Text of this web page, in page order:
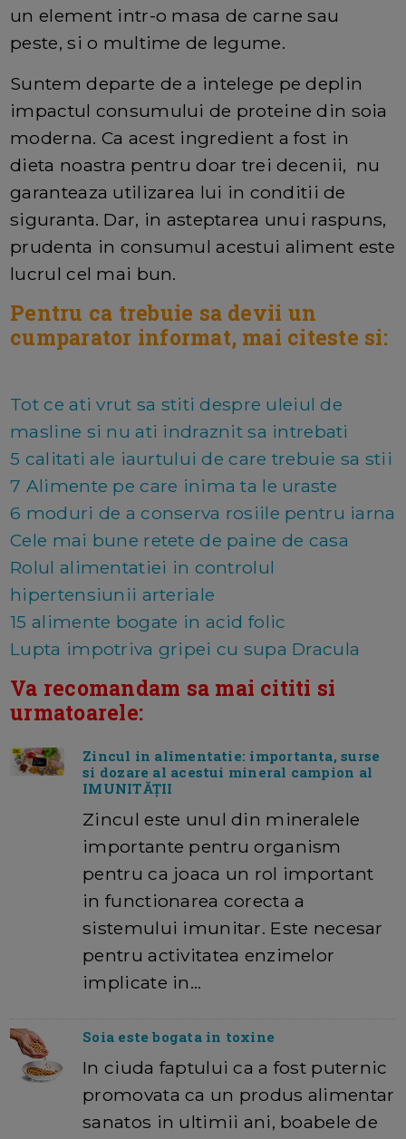
un element intr-o masa de carne sau
peste, si o multime de legume.
Suntem departe de a intelege pe deplin
impactul consumului de proteine din soia
moderna. Ca acest ingredient a fost in
dieta noastra pentru doar trei decenii, nu
garanteaza utilizarea lui in conditii de
siguranta. Dar, in asteptarea unui raspuns,
prudenta in consumul acestui aliment este
lucrul cel mai bun.
Pentru ca trebuie sa devii un
cumparator informat, mai citeste si:
Tot ce ati vrut sa stiti despre uleiul de
masline si nu ati indraznit sa intrebati
5 calitati ale iaurtului de care trebuie sa stii
7 Alimente pe care inima ta le uraste
6 moduri de a conserva rosiile pentru iarna
Cele mai bune retete de paine de casa
Rolul alimentatiei in controlul
hipertensiunii arteriale
15 alimente bogate in acid folic
Lupta impotriva gripei cu supa Dracula
Va recomandam sa mai cititi si
urmatoarele:
Zincul in alimentatie: importanta, surse
si dozare al acestui mineral campion al
IMUNITĂȚII
Zincul este unul din mineralele
importante pentru organism
pentru ca joaca un rol important
in functionarea corecta a
sistemului imunitar. Este necesar
pentru activitatea enzimelor
implicate in…
Soia este bogata in toxine
In ciuda faptului ca a fost puternic
promovata ca un produs alimentar
sanatos in ultimii ani, boabele de